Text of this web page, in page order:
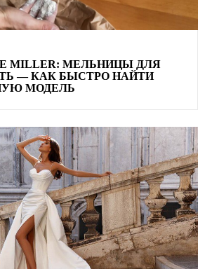
MILLER: МЕЛЬНИЦЫ ДЛЯ
— КАК БЫСТРО НАЙТИ
МОДЕЛЬ